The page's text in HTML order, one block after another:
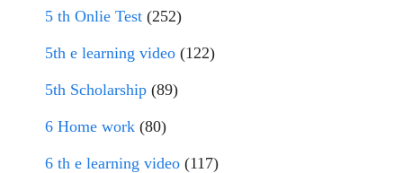
5 th Onlie Test (252)
5th e learning video (122)
5th Scholarship (89)
6 Home work (80)
6 th e learning video (117)